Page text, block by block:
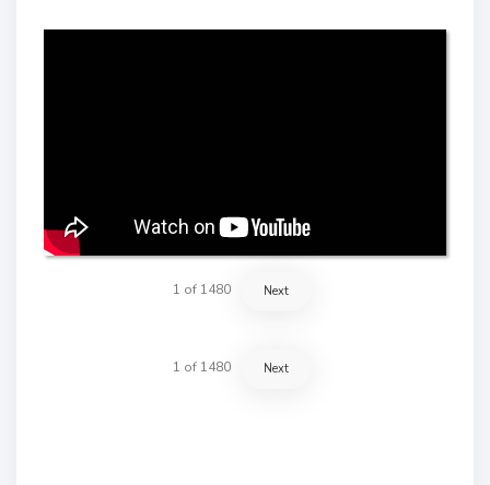
1 of 1480 Next
1 of 1480 Next